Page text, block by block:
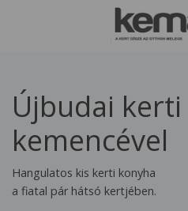
SZOLGÁLTATÁSAINK
REFERENCIÁK
KEDVCSINÁLÓ
KAPCSOLAT
Újbudai
kemencével
Hangulatos kis kerti konyha
a fiatal pár hátsó kertjében.